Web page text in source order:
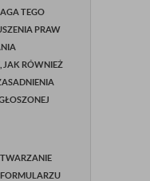
TEGO
PRAW
JAK RÓWNIEŻ